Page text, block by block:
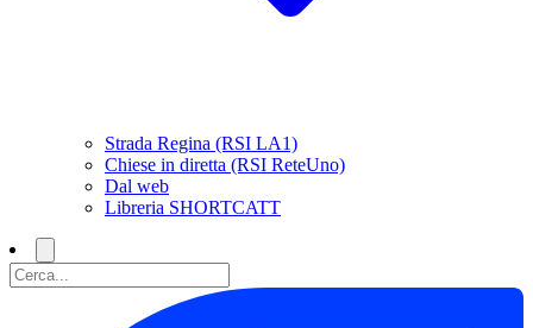
Strada Regina (RSI LA1)
Chiese in diretta (RSI ReteUno)
Dal web
Libreria SHORTCATT